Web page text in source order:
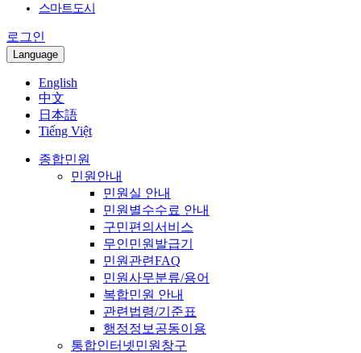
스마트도시
로그인
Language
English
中文
日本語
Tiếng Việt
종합민원
민원안내
민원실 안내
민원별수수료 안내
구민편의서비스
무인민원발급기
민원관련FAQ
민원사무분류/용어
복합민원 안내
관련법령/기준표
행정정보공동이용
통합인터넷민원창구